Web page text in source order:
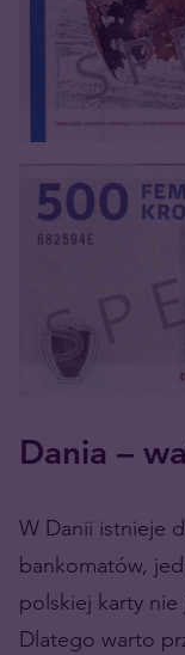
Dania –
W Danii istnieje
bankomatów,
polskiej karty nie
Dlatego warto